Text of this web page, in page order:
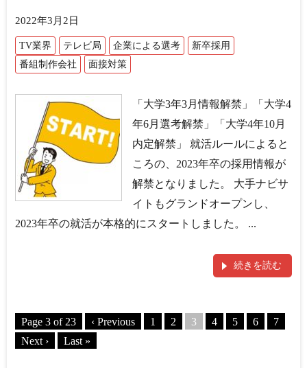
2022年3月2日
TV業界 テレビ局 企業による選考
新卒採用
番組制作会社
面接対策
「大学3年3月情報解禁」「大学4
年6月選考解禁」「大学4年10月
内定解禁」 就活ルールによると
ころの、2023年卒の採用情報が
解禁となりました。 大手ナビサ
イトもグランドオープンし、
2023年卒の就活が本格的にスタートしました。 ...
続きを読む
Page 3 of 23 ‹ Previous 1 2 3 4 5 6
7
Next ›
Last »